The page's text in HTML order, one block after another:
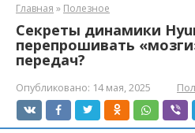
Главная » Полезное
Секреты динамики
перепрошивать
передач?
Опубликовано: 14 мая, 2025